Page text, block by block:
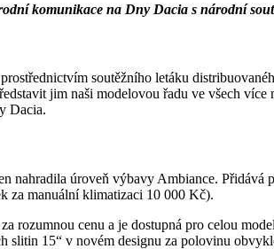
komunikace na Dny Dacia s národní
soutěžního letáku
jim naši modelovou řadu ve všech
Dacia.
nahradila úroveň výbavy Ambiance.
za manuální klimatizaci 10 000 Kč).
rozumnou cenu a je dostupná pro celou
slitin 15“ v novém designu za polovinu